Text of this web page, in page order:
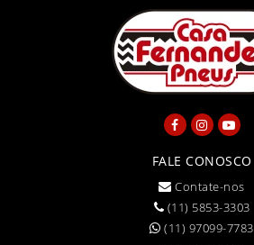
FALE CONOSCO
Contate-nos
(11) 5853-3303
(11) 97099-7783